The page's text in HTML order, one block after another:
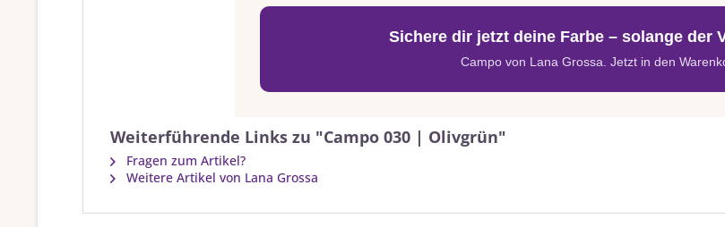
Sichere dir jetzt deine Farbe – solange der
Campo von Lana Grossa. Jetzt in den
Weiterführende Links zu "Campo 030 | Olivgrün"
Fragen zum Artikel?
Weitere Artikel von Lana Grossa